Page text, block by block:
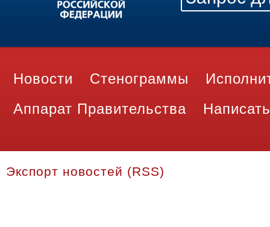
Новости Стенограммы
Аппарат Правительства
Экспорт новостей (RSS)